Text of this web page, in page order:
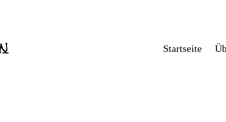
Startseite